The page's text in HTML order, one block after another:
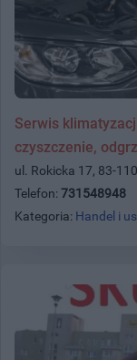
Serwis
czyszczenie,
ul. Rokicka 17, 83-
Telefon: 731548948
Kategoria: Handel i